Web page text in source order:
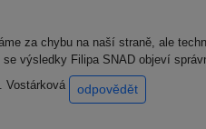
za chybu na naší straně, ale
výsledky Filipa SNAD objeví
Vostárková
odpovědět